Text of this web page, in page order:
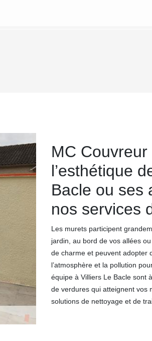
MC
l’esthétique
Bacle ou ses
nos services
Les murets participent
jardin, au bord de vos allées
de charme et peuvent adopter
l’atmosphère et la pollution
équipe à Villiers Le Bacle sont
de verdures qui atteignent vos
solutions de nettoyage et de